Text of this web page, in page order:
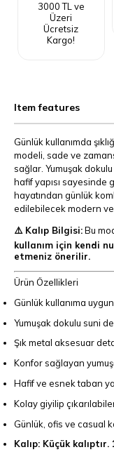
3000 TL ve
Üzeri
Ücretsiz
Kargo!
Item features
Günlük kullanımda
modeli, sade ve
sağlar. Yumuşak
hafif yapısı sayesinde
hayatından günlük
edilebilecek modern ve
⚠️ Kalıp Bilgisi:Bu
kullanım için kendi
etmeniz önerilir.
Ürün Özellikleri
Günlük kullanıma
Yumuşak dokulu suni
Şık metal aksesuar
Konfor sağlayan
Hafif ve esnek taban
Kolay giyilip
Günlük, ofis ve casual
Kalıp: Küçük